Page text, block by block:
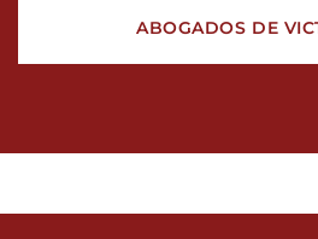
ABOGADOS DE